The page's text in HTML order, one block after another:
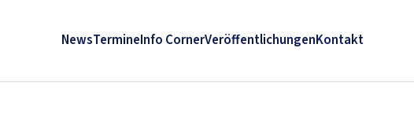
NewsTermineInfo CornerVeröffentlichungenKontakt